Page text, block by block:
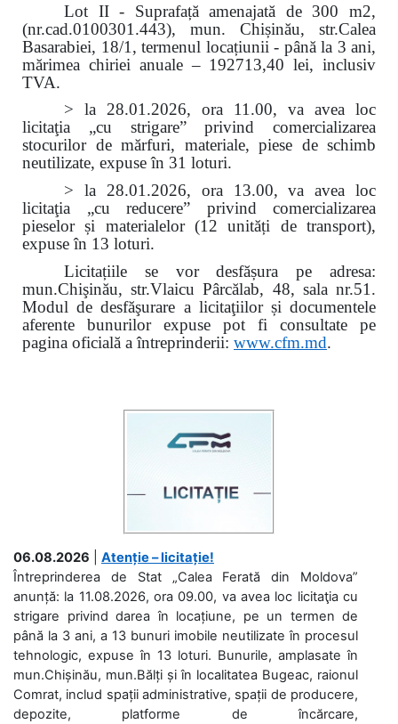
Lot II - Suprafață amenajată de 300 m2,
(nr.cad.0100301.443), mun. Chișinău, str.Calea
Basarabiei, 18/1, termenul locațiunii - până la 3 ani,
mărimea chiriei anuale – 192713,40 lei, inclusiv
TVA.
> la 28.01.2026, ora 11.00, va avea loc
licitaţia „cu strigare” privind comercializarea
stocurilor de mărfuri, materiale, piese de schimb
neutilizate, expuse în 31 loturi.
> la 28.01.2026, ora 13.00, va avea loc
licitaţia „cu reducere” privind comercializarea
pieselor și materialelor (12 unități de transport),
expuse în 13 loturi.
Licitațiile se vor desfășura pe adresa:
mun.Chişinău, str.Vlaicu Pârcălab, 48, sala nr.51.
Modul de desfăşurare a licitaţiilor și documentele
aferente bunurilor expuse pot fi consultate pe
pagina oficială a întreprinderii: www.cfm.md.
06.08.2026
Atenție – licitație!
Întreprinderea de Stat „Calea Ferată din Moldova”
anunță: la 11.08.2026, ora 09.00, va avea loc licitaţia cu
strigare privind darea în locațiune, pe un termen de
până la 3 ani, a 13 bunuri imobile neutilizate în procesul
tehnologic, expuse în 13 loturi. Bunurile, amplasate în
mun.Chișinău, mun.Bălți și în localitatea Bugeac, raionul
Comrat, includ spații administrative, spații de producere,
depozite, platforme de încărcare,